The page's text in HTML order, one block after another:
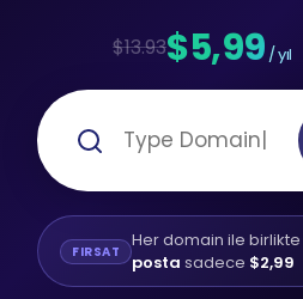
$13.93$5,99 / yıl
FIRSAT Her domain ile birlikte
posta sadece $2,99